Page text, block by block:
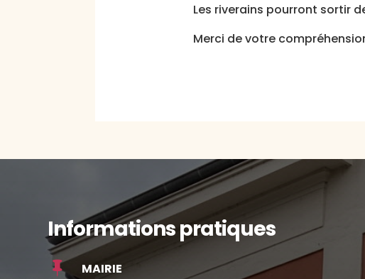
Les riverains pourront sortir
Merci de votre
Informations pratiques

MAIRIE